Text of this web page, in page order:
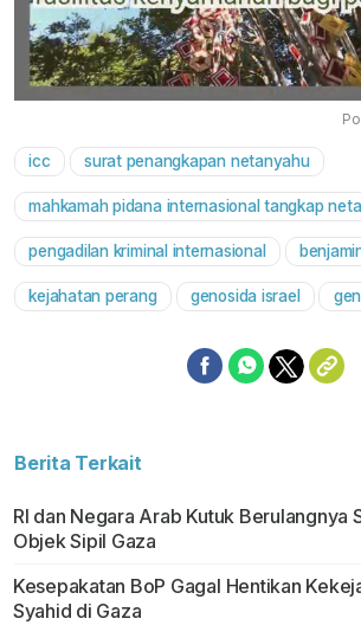
icc surat penangkapan netanyahu
mahkamah pidana internasional tangkap
pengadilan kriminal internasional
kejahatan perang genosida israel
Berita Terkait
RI dan Negara Arab Kutuk Berulangnya
Objek Sipil Gaza
Kesepakatan BoP Gagal Hentikan
Syahid di Gaza